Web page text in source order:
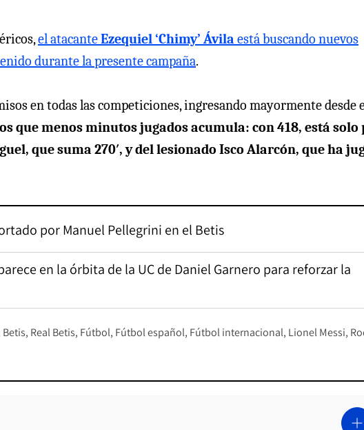
el atacanteEzequiel ‘Chimy’ Ávila está buscando nuevos
durante la presente campaña.
en todas las competiciones, ingresando mayormente desde
que menos minutos jugados acumula: con 418, está solo
que suma 270′, y del lesionado Isco Alarcón, que ha
por Manuel Pellegrini en el Betis
en la órbita de la UC de Daniel Garnero para reforzar la
Betis Real Betis Fútbol Fútbol español Fútbol internacional Lionel Messi